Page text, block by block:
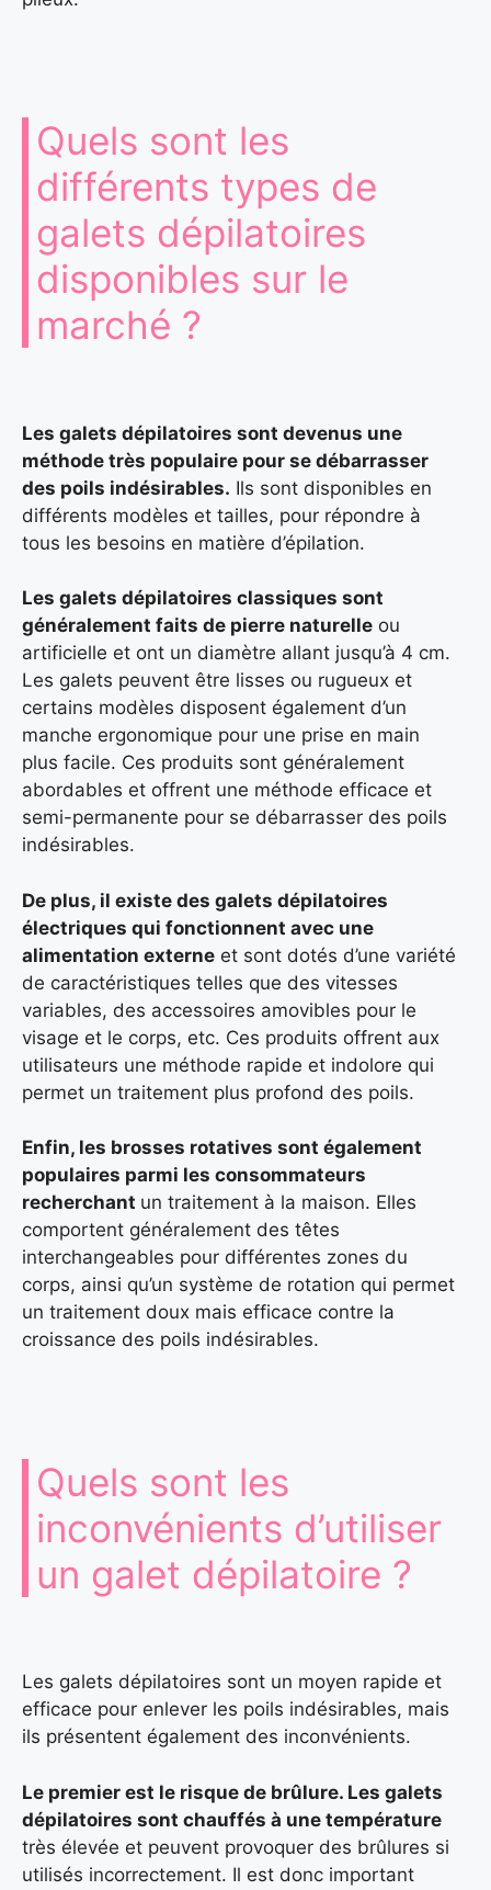
Quels sont les
différents types de
galets dépilatoires
disponibles sur le
marché ?
Les galets dépilatoires sont devenus une
méthode très populaire pour se débarrasser
des poils indésirables. Ils sont disponibles en
différents modèles et tailles, pour répondre à
tous les besoins en matière d’épilation.
Les galets dépilatoires classiques sont
généralement faits de pierre naturelle ou
artificielle et ont un diamètre allant jusqu’à 4 cm.
Les galets peuvent être lisses ou rugueux et
certains modèles disposent également d’un
manche ergonomique pour une prise en main
plus facile. Ces produits sont généralement
abordables et offrent une méthode efficace et
semi-permanente pour se débarrasser des poils
indésirables.
De plus, il existe des galets dépilatoires
électriques qui fonctionnent avec une
alimentation externe et sont dotés d’une variété
de caractéristiques telles que des vitesses
variables, des accessoires amovibles pour le
visage et le corps, etc. Ces produits offrent aux
utilisateurs une méthode rapide et indolore qui
permet un traitement plus profond des poils.
Enfin, les brosses rotatives sont également
populaires parmi les consommateurs
recherchant un traitement à la maison. Elles
comportent généralement des têtes
interchangeables pour différentes zones du
corps, ainsi qu’un système de rotation qui permet
un traitement doux mais efficace contre la
croissance des poils indésirables.
Quels sont les
inconvénients d’utiliser
un galet dépilatoire ?
Les galets dépilatoires sont un moyen rapide et
efficace pour enlever les poils indésirables, mais
ils présentent également des inconvénients.
Le premier est le risque de brûlure. Les galets
dépilatoires sont chauffés à une température
très élevée et peuvent provoquer des brûlures si
utilisés incorrectement. Il est donc important